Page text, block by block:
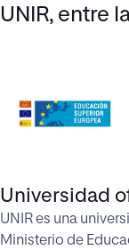
UNIR, entre
Universidad
UNIR es una
Ministerio de